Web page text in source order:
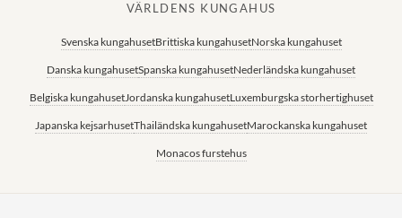
VÄRLDENS KUNGAHUS
Svenska kungahusetBrittiska kungahusetNorska kungahuset
Danska kungahusetSpanska kungahusetNederländska kungahuset
Belgiska kungahusetJordanska kungahusetLuxemburgska storhertighuset
Japanska kejsarhusetThailändska kungahusetMarockanska kungahuset
Monacos furstehus